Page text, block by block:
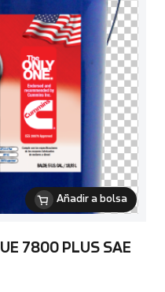
Añadir a bolsa
7800 PLUS SAE